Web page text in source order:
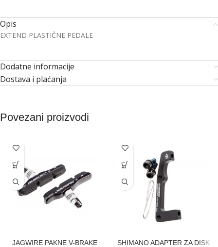
Opis
EXTEND PLASTIČNE PEDALE
Dodatne informacije
Dostava i plaćanja
Povezani proizvodi
JAGWIRE PAKNE V-BRAKE
SHIMANO ADAPTER ZA DISK